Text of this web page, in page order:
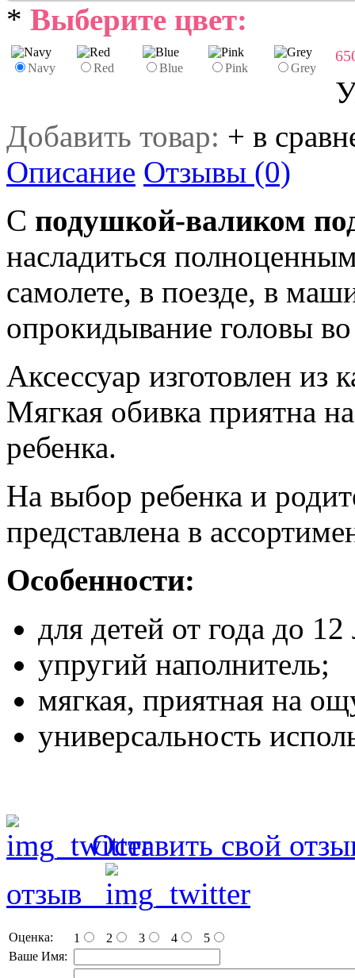
* Выберите цвет:
Navy Red Blue Pink Grey
Добавить товар: + в
Описание Отзывы (0)
С подушкой-валиком
насладиться
самолете, в поезде, в
опрокидывание головы
Аксессуар изготовлен из
Мягкая обивка приятна
ребенка.
На выбор ребенка и
представлена в
Особенности:
для детей от года до 12
упругий наполнитель;
мягкая, приятная на
универсальность
Оставить свой
отзыв
Оценка: 1 2 3 4
5
Ваше Имя: